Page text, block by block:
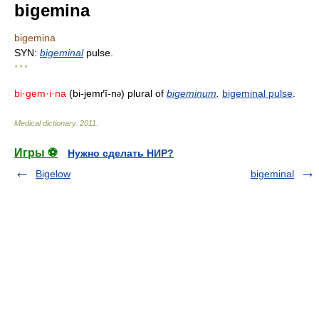
bigemina
bigemina
SYN: bigeminalpulse.
* * *
bi·gem·i·na (bi-jemґĭ-nə) plural of bigeminum bigeminal pulse
Medical dictionary. 2011
Игры ⚽
Нужно сделать НИР?
Bigelow
bigeminal